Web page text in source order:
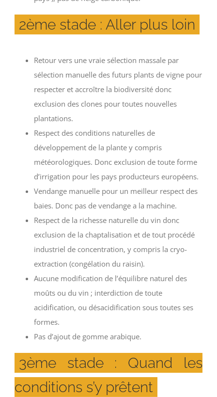
2ème stade : Aller plus loin
Retour vers une vraie sélection massale par
sélection manuelle des futurs plants de vigne pour
respecter et accroître la biodiversité donc
exclusion des clones pour toutes nouvelles
plantations.
Respect des conditions naturelles de
développement de la plante y compris
météorologiques. Donc exclusion de toute forme
d’irrigation pour les pays producteurs européens.
Vendange manuelle pour un meilleur respect des
baies. Donc pas de vendange a la machine.
Respect de la richesse naturelle du vin donc
exclusion de la chaptalisation et de tout procédé
industriel de concentration, y compris la cryo-
extraction (congélation du raisin).
Aucune modification de l’équilibre naturel des
moûts ou du vin ; interdiction de toute
acidification, ou désacidification sous toutes ses
formes.
Pas d’ajout de gomme arabique.
3ème stade : Quand les
conditions s’y prêtent